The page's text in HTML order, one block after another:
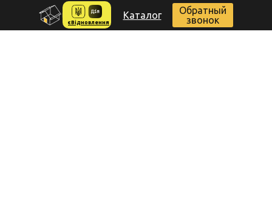
Каталог
Обратный
звонок
єВідновлення